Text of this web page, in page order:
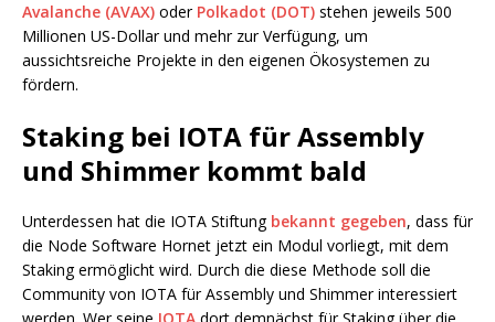
Avalanche (AVAX) oder Polkadot (DOT) stehen jeweils 500
Millionen US-Dollar und mehr zur Verfügung, um
aussichtsreiche Projekte in den eigenen Ökosystemen zu
fördern.
Staking bei IOTA für Assembly
und Shimmer kommt bald
Unterdessen hat die IOTA Stiftung bekannt gegeben, dass für
die Node Software Hornet jetzt ein Modul vorliegt, mit dem
Staking ermöglicht wird. Durch die diese Methode soll die
Community von IOTA für Assembly und Shimmer interessiert